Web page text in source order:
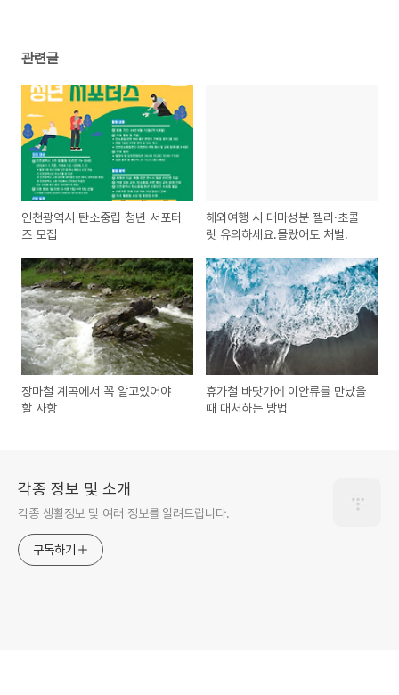
관련글
인천광역시 탄소중립 청년 서포터
즈 모집
해외여행 시 대마성분 젤리·초콜
릿 유의하세요.몰랐어도 처벌.
장마철 계곡에서 꼭 알고있어야
할 사항
휴가철 바닷가에 이안류를 만났을
때 대처하는 방법
각종 정보 및 소개
각종 생활정보 및 여러 정보를 알려드립니다.
구독하기